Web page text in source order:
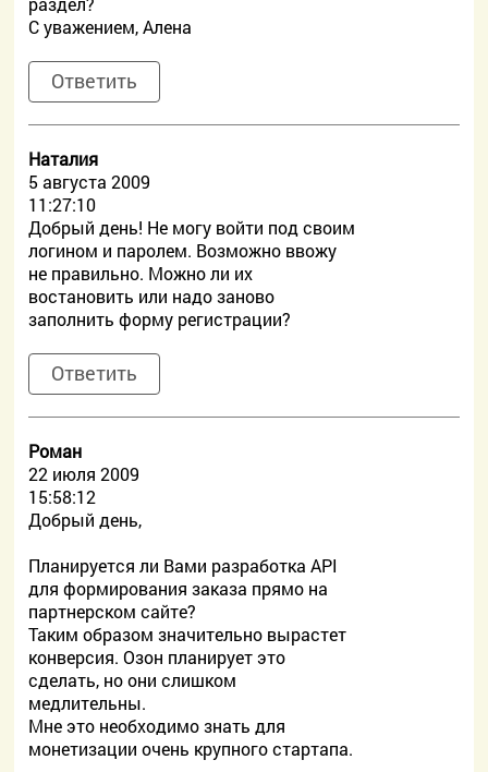
С уважением, Алена
Ответить
Наталия
5 августа 2009
11:27:10
Добрый день! Не могу войти под своим
логином и паролем. Возможно ввожу
не правильно. Можно ли их
востановить или надо заново
заполнить форму регистрации?
Ответить
Роман
22 июля 2009
15:58:12
Добрый день,
Планируется ли Вами разработка API
для формирования заказа прямо на
партнерском сайте?
Таким образом значительно вырастет
конверсия. Озон планирует это
сделать, но они слишком
медлительны.
Мне это необходимо знать для
монетизации очень крупного стартапа.